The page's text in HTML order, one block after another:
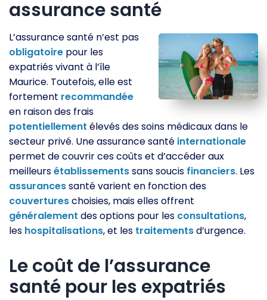
assurance santé
L’assurance santé n’est pas
obligatoire pour les
expatriés vivant à l’île
Maurice. Toutefois, elle est
fortement recommandée
en raison des frais
potentiellement élevés des soins médicaux dans le
secteur privé. Une assurance santé internationale
permet de couvrir ces coûts et d’accéder aux
meilleursétablissementssans soucis financiers. Les
assurancessanté varient en fonction des
couvertureschoisies, mais elles offrent
généralement des options pour les consultations,
les hospitalisations, et les traitementsd’urgence.
Le coût de l’assurance
santé pour les expatriés